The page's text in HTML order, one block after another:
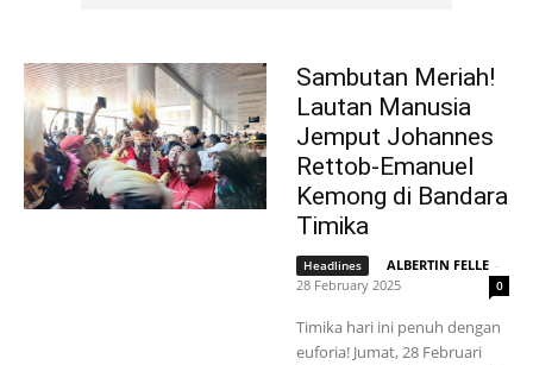
Sambutan Meriah!
Lautan Manusia
Jemput Johannes
Rettob-Emanuel
Kemong di Bandara
Timika
Headlines ALBERTIN FELLE -
28 February 2025
0
Timika hari ini penuh dengan
euforia! Jumat, 28 Februari